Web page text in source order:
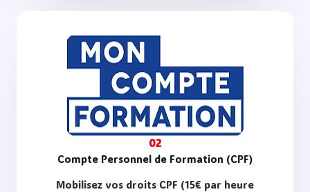
02
Compte Personnel de Formation (CPF)
Mobilisez vos droits CPF (15€ par heure